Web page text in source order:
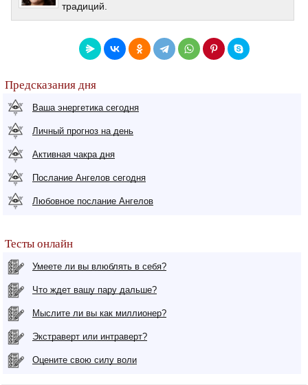
традиций.
Предсказания дня
Ваша энергетика сегодня
Личный прогноз на день
Активная чакра дня
Послание Ангелов сегодня
Любовное послание Ангелов
Тесты онлайн
Умеете ли вы влюблять в себя?
Что ждет вашу пару дальше?
Мыслите ли вы как миллионер?
Экстраверт или интраверт?
Оцените свою силу воли